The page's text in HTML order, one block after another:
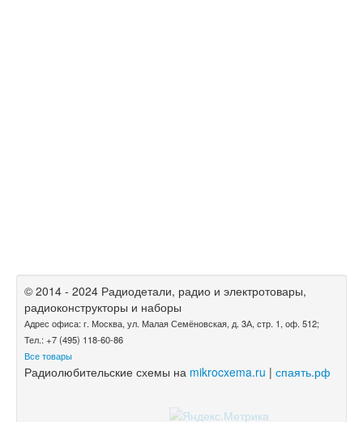
© 2014 - 2024 Радиодетали, радио и электротовары,
радиоконструкторы и наборы
Адрес офиса: г. Москва, ул. Малая Семёновская, д. 3А, стр. 1, оф. 512;
Тел.: +7 (495) 118-60-86
Все товары
Радиолюбительские схемы на mikrocxema.ru | спаять.рф